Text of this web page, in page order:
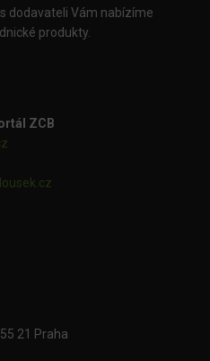
dodavateli Vám nabízíme
produkty.
ZCB
cz
21 Praha